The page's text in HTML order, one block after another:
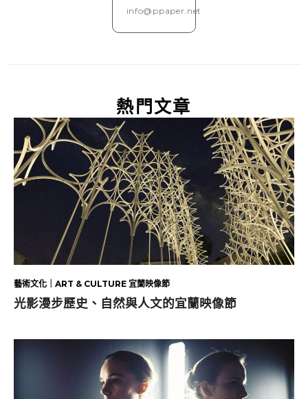
info@ppaper.net
熱門文章
藝術文化｜ART & CULTURE 宜蘭映像節
光影漫步歷史、自然與人文的宜蘭映像節